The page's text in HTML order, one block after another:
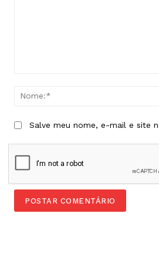
Salve meu nome, e-mail e site